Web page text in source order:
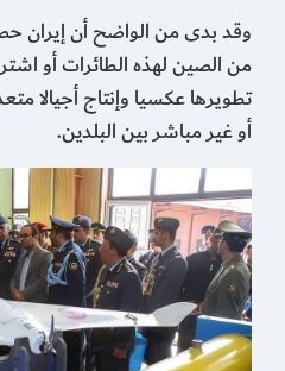
وقد بدى من الواضح أن
من الصين لهذه الطائرات أو
تطويرها عكسيا وإنتاج أجيالا
أو غير مباشر بين البلدين.